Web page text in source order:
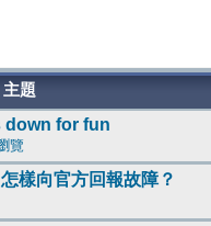
主題
down for fun
覽
樣向官方回報故障？